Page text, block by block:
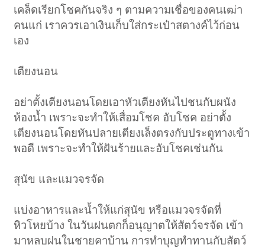
เคล็ดเรียกโชคกันจริง ๆ ตามความเชื่อของคนเฒ่า
คนแก่ เราควรเอาเงินเก็บใส่กระเป๋าสตางค์ไว้ก่อน
เอง
เตียงนอน
อย่าตั้งเตียงนอนโดยเอาหัวเตียงหันไปชนกับผนัง
ห้องน้ำ เพราะจะทำให้เสื่อมโชค อับโชค อย่าตั้ง
เตียงนอนโดยหันปลายเตียงเล็งตรงกับประตูทางเข้า
พอดี เพราะจะทำให้ฝันร้ายและอับโชคเช่นกัน
สุนัข และแมวจรจัด
แบ่งอาหารและน้ำให้แก่สุนัข หรือแมวจรจัดที่
หิวโหยบ้าง ในวันฝนตกก็อนุญาตให้สัตว์จรจัด เข้า
มาหลบฝนในชายคาบ้าน การทำบุญทำทานกับสัตว์